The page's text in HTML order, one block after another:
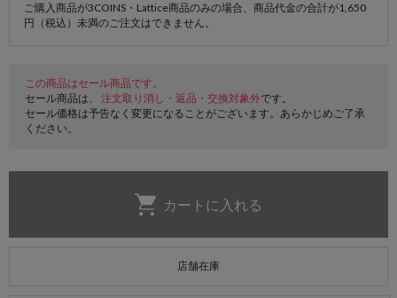
ご購入商品が3COINS・Lattice商品のみの場合、商品代金の合計が1,650
円（税込）未満のご注文はできません。
この商品はセール商品です。
セール商品は、 注文取り消し・返品・交換対象外です。
セール価格は予告なく変更になることがございます。あらかじめご了承
ください。
店舗在庫